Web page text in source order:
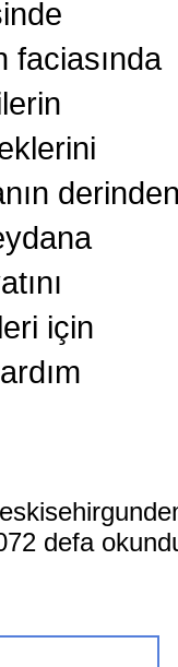
faciasında
için
defa